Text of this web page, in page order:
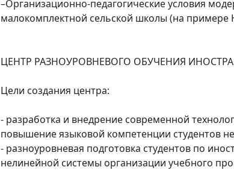
–Организационно-педагогические условия
малокомплектной сельской школы (на примере
ЦЕНТР РАЗНОУРОВНЕВОГО ОБУЧЕНИЯ
Цели создания центра:
- разработка и внедрение современной
повышение языковой компетенции студентов
- разноуровневая подготовка студентов по
нелинейной системы организации учебного